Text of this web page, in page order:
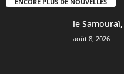
le
août 8, 2026